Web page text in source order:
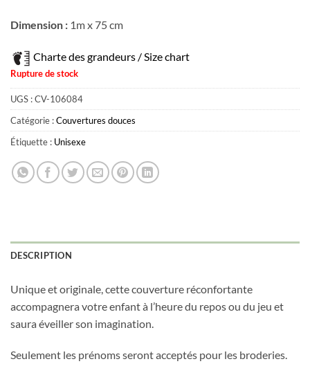
Dimension : 1m x 75 cm
Charte des grandeurs / Size chart
Rupture de stock
UGS :CV-106084
Catégorie :Couvertures douces
Étiquette : Unisexe
DESCRIPTION
Unique et originale, cette couverture réconfortante
accompagnera votre enfant à l’heure du repos ou du jeu et
saura éveiller son imagination.
Seulement les prénoms seront acceptés pour les broderies.
Obtenez 10% de rabais
Obtenez un 10% de rabais sur votre
prochaine commande en vous inscrivant à